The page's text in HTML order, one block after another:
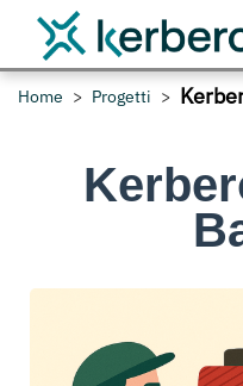
Home Progetti